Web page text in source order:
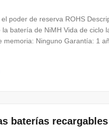
poder de reserva ROHS
batería de NiMH Vida de ciclo
Ninguno Garantía: 1
baterías